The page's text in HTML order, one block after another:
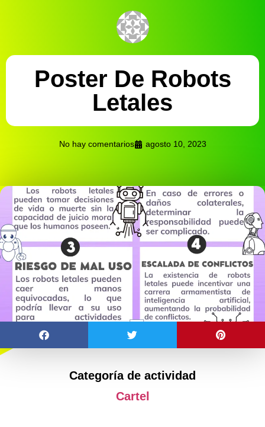
Poster De Robots
Letales
No hay comentarios agosto 10, 2023
Categoría de actividad
Cartel